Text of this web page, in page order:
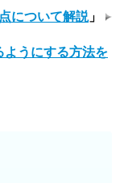
について解説」
ようにする方法を